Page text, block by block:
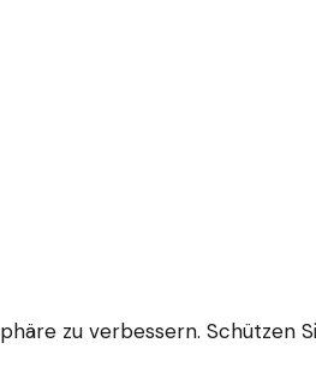
zu verbessern. Schützen